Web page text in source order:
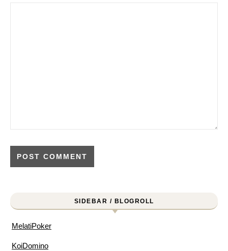
SIDEBAR / BLOGROLL
MelatiPoker
KoiDomino